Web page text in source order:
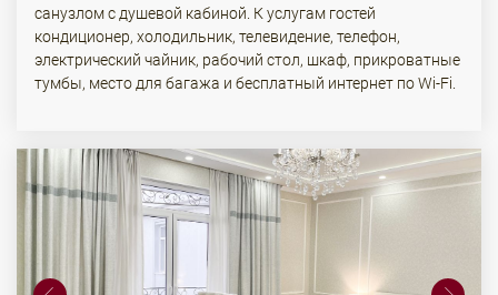
санузлом с душевой кабиной. К услугам гостей
кондиционер, холодильник, телевидение, телефон,
электрический чайник, рабочий стол, шкаф, прикроватные
тумбы, место для багажа и бесплатный интернет по Wi-Fi.